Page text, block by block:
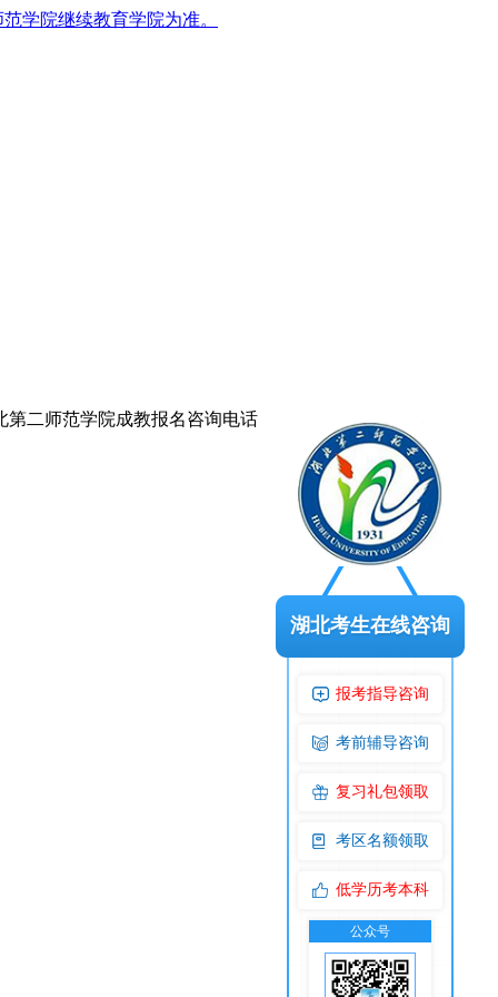
学院继续教育学院为准。
湖北考生在线咨询
报考指导咨询
考前辅导咨询
复习礼包领取
考区名额领取
低学历考本科
公众号